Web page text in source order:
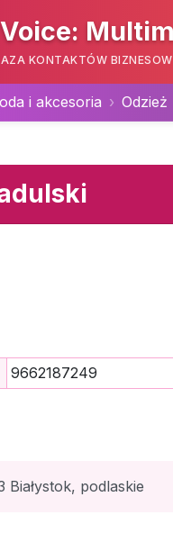
KONTAKTÓW
i akcesoria Odzież
9662187249
Białystok, podlaskie